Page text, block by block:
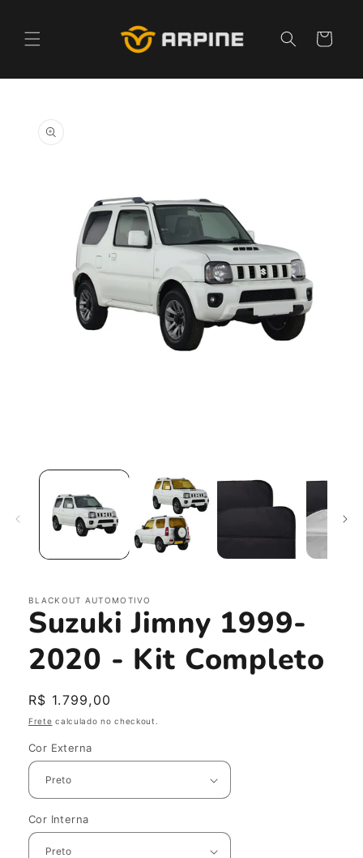
conteúdo
Carrinho
informações
do produto
modal
BLACKOUT AUTOMOTIVO
Suzuki Jimny 1999-
2020 - Kit Completo
Preço
normal
R$ 1.799,00
Frete calculado no checkout.
Cor Externa
Cor Interna